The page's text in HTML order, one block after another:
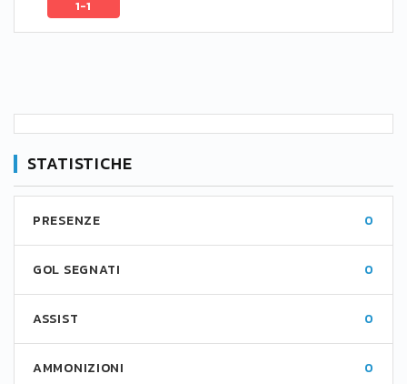
1-1
STATISTICHE
PRESENZE 0
GOL SEGNATI 0
ASSIST 0
AMMONIZIONI 0